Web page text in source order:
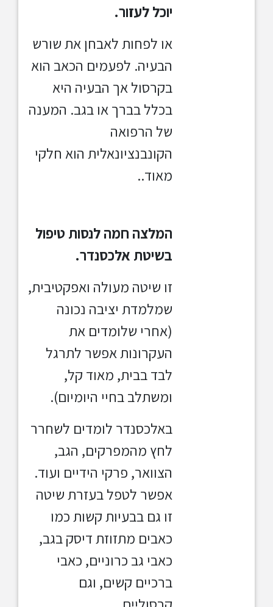
יוכל לעזור.
או לפחות לאבחן את שורש
הבעיה. לפעמים הכאב הוא
בקרסול אך הבעיה היא
בכלל בברך או בגב. המענה
של הרפואה
הקונבנציונאלית הוא חלקי
מאוד..
המלצה חמה לנסות טיפול
בשיטת אלכסנדר.
זו שיטה מעולה ואפקטיבית,
שמלמדת יציבה נכונה
(אחרי שלומדים את
העקרונות אפשר לתרגל
לבד בבית, מאוד קל,
ומשתלב בחיי היומיום).
באלכסנדר לומדים לשחרר
לחץ מהמפרקים, הגב,
הצוואר, פרקי הידיים ועוד.
אפשר לטפל בעזרת שיטה
זו גם בבעיות קשות כמו
כאבים מתזוזת דיסק בגב,
כאבי גב כרוניים, כאבי
ברכיים קשים, וגם